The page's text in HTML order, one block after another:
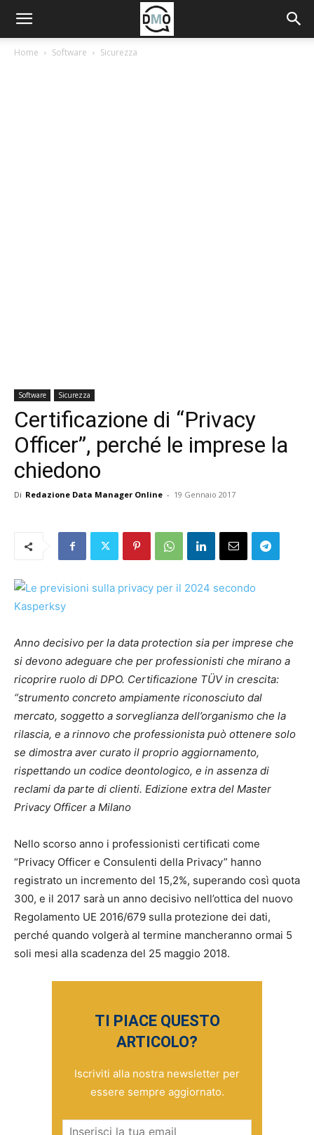
Home Software Sicurezza
Software Sicurezza
Certificazione di “Privacy
Officer”, perché le imprese la
chiedono
Di Redazione Data Manager Online - 19 Gennaio 2017
Anno decisivo per la data protection sia per imprese che
si devono adeguare che per professionisti che mirano a
ricoprire ruolo di DPO. Certificazione TÜV in crescita:
“strumento concreto ampiamente riconosciuto dal
mercato, soggetto a sorveglianza dell’organismo che la
rilascia, e a rinnovo che professionista può ottenere solo
se dimostra aver curato il proprio aggiornamento,
rispettando un codice deontologico, e in assenza di
reclami da parte di clienti. Edizione extra del Master
Privacy Officer a Milano
Nello scorso anno i professionisti certificati come
“Privacy Officer e Consulenti della Privacy” hanno
registrato un incremento del 15,2%, superando così quota
300, e il 2017 sarà un anno decisivo nell’ottica del nuovo
Regolamento UE 2016/679 sulla protezione dei dati,
perché quando volgerà al termine mancheranno ormai 5
soli mesi alla scadenza del 25 maggio 2018.
TI PIACE QUESTO
ARTICOLO?
Iscriviti alla nostra newsletter per
essere sempre aggiornato.